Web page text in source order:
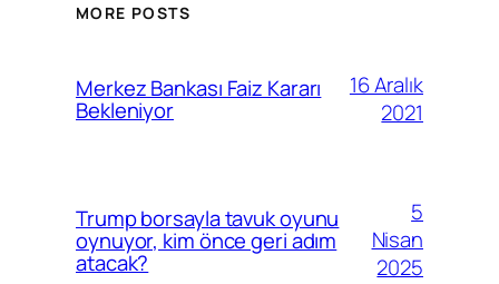
MORE POSTS
Merkez Bankası Faiz Kararı
Bekleniyor
16 Aralık
2021
Trump borsayla tavuk oyunu
oynuyor, kim önce geri adım
atacak?
5
Nisan
2025